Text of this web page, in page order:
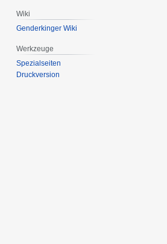
Wiki
Genderkinger Wiki
Werkzeuge
Spezialseiten
Druckversion